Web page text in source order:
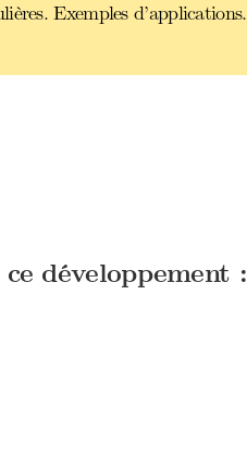
Exemples d’applications.
développement :